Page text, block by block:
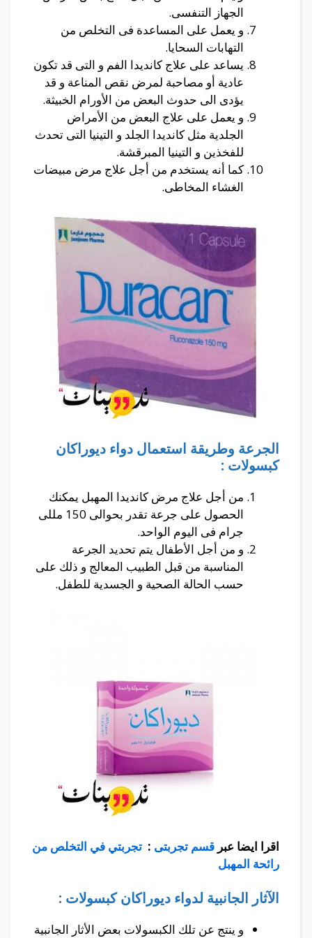
الجهاز التنفسى.
و يعمل على المساعدة فى التخلص من
التهابات السحايا.
يساعد على علاج كانديدا الفم و التى قد تكون
عادية أو مصاحبة لمرض نقص المناعة و قد
يؤدى الى حدوث البعض من الأورام الخبيثة.
و يعمل على علاج البعض من الأمراض
الجلدية مثل كانديدا الجلد و التينيا التى تحدث
للفخذين و التينيا المبرقشة.
كما أنه يستخدم من أجل علاج مرض مبيضات
الغشاء المخاطى.
الجرعة وطريقة استعمال دواء ديوراكان
كبسولات :
من أجل علاج مرض كانديدا المهبل يمكنك
الحصول على جرعة تقدر بحوالى 150 مللى
جرام فى اليوم الواحد.
و من أجل الأطفال يتم تحديد الجرعة
المناسبة من قبل الطبيب المعالج و ذلك على
حسب الحالة الصحية و الجسدية للطفل.
اقرا ايضا عبر قسم تجربتى : تجربتي في التخلص من
رائحة المهبل
الآثار الجانبية لدواء ديوراكان كبسولات :
و ينتج عن تلك الكبسولات بعض الأثار الجانبية